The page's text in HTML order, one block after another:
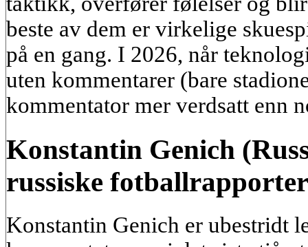
beste av dem er virkelige
på en gang. I 2026, når
uten kommentarer (bare
kommentator mer verdsatt enn
Konstantin Genich
russiske
Konstantin Genich er ubestridt